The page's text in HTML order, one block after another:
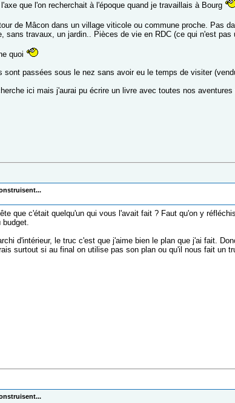
que l'on recherchait à l'époque quand je travaillais à Bourg
de Mâcon dans un village viticole ou commune proche. Pas
sans travaux, un jardin.. Pièces de vie en RDC (ce qui n'est pas
quoi
sont passées sous le nez sans avoir eu le temps de visiter
ici mais j'aurai pu écrire un livre avec toutes nos
que c'était quelqu'un qui vous l'avait fait ? Faut qu'on y
budget.
d'intérieur, le truc c'est que j'aime bien le plan que j'ai fait.
surtout si au final on utilise pas son plan ou qu'il nous fait un